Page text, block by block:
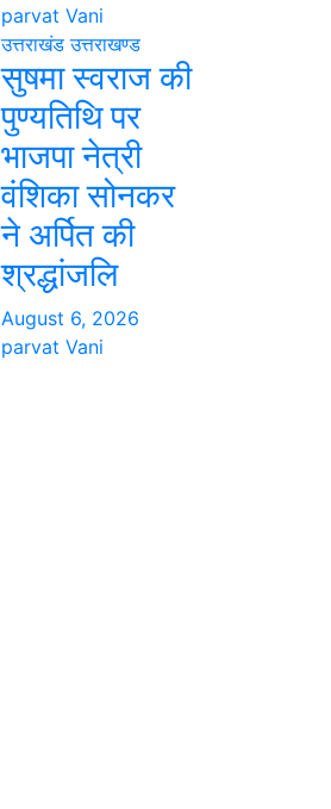
parvat Vani
उत्तराखंड उत्तराखण्ड
सुषमा स्वराज की
पुण्यतिथि पर
भाजपा नेत्री
वंशिका सोनकर
ने अर्पित की
श्रद्धांजलि
August 6, 2026
parvat Vani